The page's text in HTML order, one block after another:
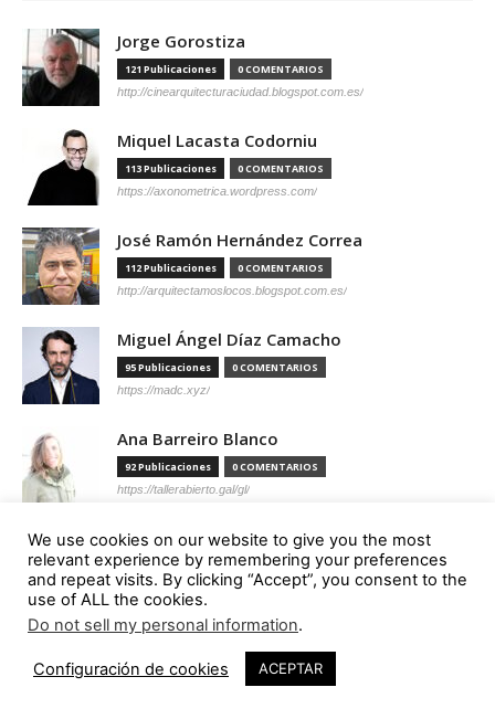
Jorge Gorostiza
121 Publicaciones 0 COMENTARIOS
http://cinearquitecturaciudad.blogspot.com.es/
Miquel Lacasta Codorniu
113 Publicaciones 0 COMENTARIOS
https://axonometrica.wordpress.com/
José Ramón Hernández Correa
112 Publicaciones 0 COMENTARIOS
http://arquitectamoslocos.blogspot.com.es/
Miguel Ángel Díaz Camacho
95 Publicaciones 0 COMENTARIOS
https://madc.xyz/
Ana Barreiro Blanco
92 Publicaciones 0 COMENTARIOS
https://tallerabierto.gal/gl/
Íñigo García Odiaga
87 Publicaciones 0 COMENTARIOS
http://vaumm.com/
Óscar Tenreiro Degwitz
85 Publicaciones 0 COMENTARIOS
https://oscartenreiro.com/
We use cookies on our website to give you the most
relevant experience by remembering your preferences
and repeat visits. By clicking “Accept”, you consent to the
use of ALL the cookies.
Do not sell my personal information.
Configuración de cookies ACEPTAR